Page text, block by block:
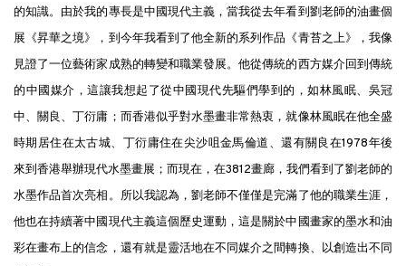
的知識。由於我的專長是中國現代主義，當我從去年看到劉老師的油畫個
展《昇華之境》，到今年我看到了他全新的系列作品《青苔之上》，我像
見證了一位藝術家成熟的轉變和職業發展。他從傳統的西方媒介回到傳統
的中國媒介，這讓我想起了從中國現代先驅們學到的，如林風眠、吳冠
中、關良、丁衍庸；而香港似乎對水墨畫非常熱衷，就像林風眠在他全盛
時期居住在太古城、丁衍庸住在尖沙咀金馬倫道、還有關良在1978年後
來到香港舉辦現代水墨畫展；而現在，在3812畫廊，我們看到了劉老師的
水墨作品首次亮相。所以我認為，劉老師不僅僅是完滿了他的職業生涯，
他也在持續著中國現代主義這個歷史運動，這是關於中國畫家的墨水和油
彩在畫布上的信念，還有就是靈活地在不同媒介之間轉換、以創造出不同